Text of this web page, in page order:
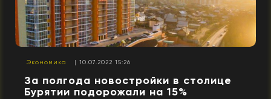
Экономика | 10.07.2022 15:26
За полгода новостройки в столице
Бурятии подорожали на 15%